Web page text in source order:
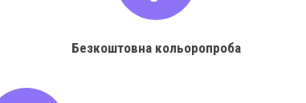
Безкоштовна кольоропроба